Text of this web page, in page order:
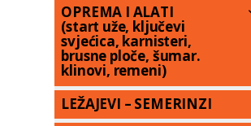
OPREMA I ALATI
(start uže, ključevi
svjećica, karnisteri,
brusne ploče, šumar.
klinovi, remeni)
LEŽAJEVI – SEMERINZI